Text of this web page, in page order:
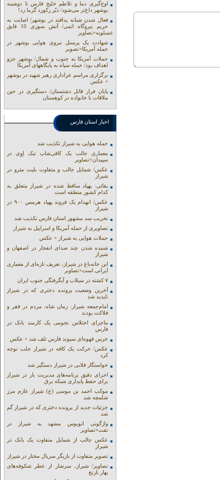
اوج‌گیری دما و تلاطم خلیج فارس تا دوشنبه
بوشهر داغ‌تر می‌شود/ دیّر رکورد گرما زد!
فعال شدن شبانه پدافند در بوشهر/ اصابت به
حریم نیروگاه اتمی/ آتش سوزی 10 قایق
عسلویه+نصاویر
شهادت یک پرسنل نیروی هوایی بوشهر در
حمله آمریکا+تصویر
حملات آمریکا به جنوب و شمال/ بوشهر جزو
اهداف بود/ حمله سپاه به پایگاههای آمریکا
برگزاری مراسم عزاداری رهبر شهید در بوشهر
+ عکس
پایان فرار قاتل دشتستان/ دستگیری در حین
ملاقات با خانواده در کوهستان
اخبار استان فارس
حمله هوایی به شیراز تکذیب شد
معماری جالب یک کافی‌شاپ تیک اِوِی در
سپیدان+تصاویر
عکس/ شمایل جالب و متفاوت بلیت مترو در
شیراز
بقائی: پهپاد ساقط شده در شیراز متعلق به
کدام کشور منطقه است
عکس/ انهدام یک فروند پهپاد هرمس ۹۰۰ در
شیراز
تخریب سد مشهور استان فارس تکذیب شد
تصاویری از حمله آمریکا و اسراییل به شیراز
حملات هوایی به شیراز + عکس
شنیده شدن چند صدای انفجار در اصفهان و
شیراز
این خانه‌باغ در شیراز، تعریف تازه‌ای از معماری
ایرانی است+تصاویر
۷ کشته در سیلاب و آبگرفتگی جنوب ایران
آخرین وضعیت پرونده دختری که در شیراز
ناپدید شد
امام‌جمعه شیراز: زمان شاه، مردم در فقر و
فلاکت بودند
ماجرای اختلاس نجومی یک کارمند بانک در
فارس
خرس قهوه‌ای سیوند فارس تلف شد + عکس
عکس/ حرکت یک کافه در شیراز جلب توجه
کرد
خواستگار قلابی در شیراز دستگیر شد
اجرای دقیق برنامه‌های مدیریت بار در شیراز
برای حفظ پایداری شبکه برق
موکب احمد بن موسی (ع) شیراز عازم مرز
شلمچه شد
جزئیات جدید از پرونده دختری که در شیراز گم
شد
واژگونی اتوبوس مشهد به شیراز در
تفت+تصاویر
عکس جالب از شمایل متفاوت یک بانک در
شیراز
تصویر متفاوت از بازیگر سریال مختار در شیراز
تصاویر/ شیراز، سرشار از عطر شکوفه‌های
بهار نارنج